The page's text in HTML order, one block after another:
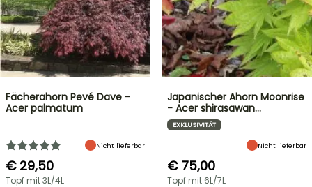
Fächerahorn Pevé Dave -
Acer palmatum
Nicht lieferbar
€ 29,50
Topf mit 3L/4L
Japanischer Ahorn Moonrise
- Acer shirasawan…
EXKLUSIVITÄT
Nicht lieferbar
€ 75,00
Topf mit 6L/7L